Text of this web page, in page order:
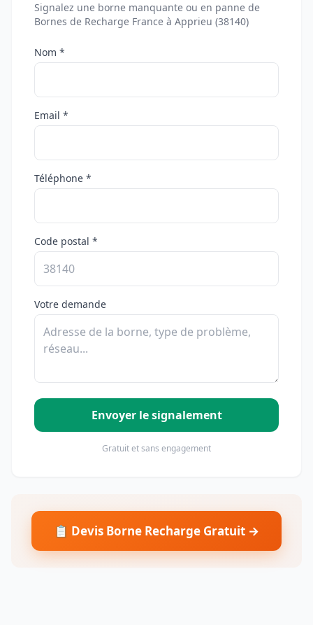
Signalez une borne manquante ou en panne de
Bornes de Recharge France à Apprieu (38140)
Nom *
Email *
Téléphone *
Code postal *
Votre demande
Envoyer le signalement
Gratuit et sans engagement
📋 Devis Borne Recharge Gratuit →